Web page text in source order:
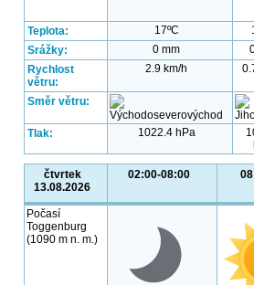
Teplota: 17ºC
Srážky:
0 mm
Rychlost
větru:
2.9 km/h
Směr větru:
Tlak: 1022.4 hPa
čtvrtek
13.08.2026
02:00-08:00
Počasí
Toggenburg
(1090 m n. m.)